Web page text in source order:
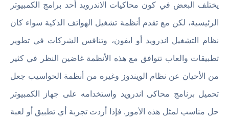
يختلف البعض في كون محاكيات الاندرويد أحد برامج الكمبيوتر
الرئيسية، لكن مع تقدم أنظمة تشغيل الهواتف الذكية سواء كان
نظام التشغيل اندرويد أو ايفون، وتنافس الشركات في تطوير
تطبيقات والعاب تتوافق مع هذه الأنظمة غاضين النظر في كثير
من الأحيان عن نظام الويندوز وغيره من أنظمة الحواسيب جعل
تحميل برنامج محاكى اندرويد واستخدامه على جهاز الكمبيوتر
حل مناسب لمثل هذه الأمور. فإذا أردت تجربة أي تطبيق أو لعبة